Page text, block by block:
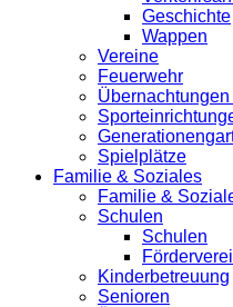
Geschichte
Wappen
Vereine
Feuerwehr
Spielplätze
Familie & Soziales
Familie &
Schulen
Schulen
Kinderbetreuung
Senioren